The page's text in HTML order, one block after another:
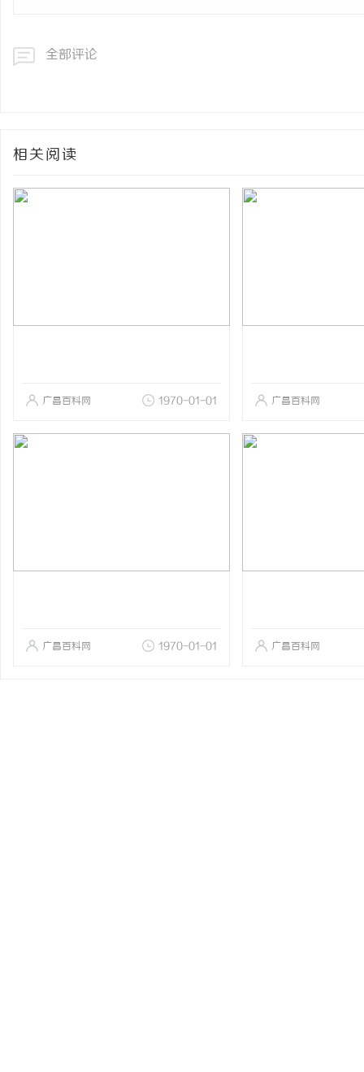
全部评论
相关阅读
广昌百科网 1970-01-01 广昌百科网
广昌百科网 1970-01-01 广昌百科网